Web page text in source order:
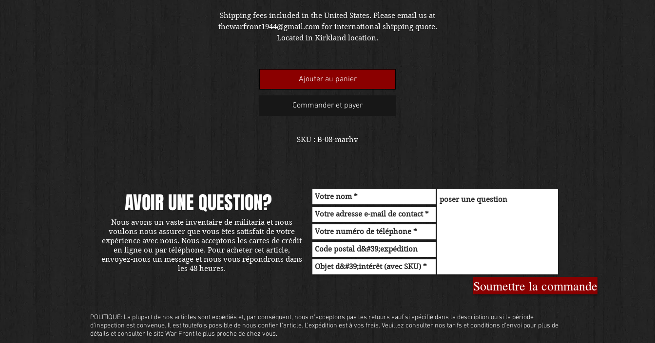
Shipping fees included in the United States. Please email us at
thewarfront1944@gmail.com for international shipping quote.
Located in Kirkland location.
Ajouter au panier
Commander et payer
SKU : B-08-marhv
AVOIR UNE QUESTION?
Nous avons un vaste inventaire de militaria et nous
voulons nous assurer que vous êtes satisfait de votre
expérience avec nous. Nous acceptons les cartes de crédit
en ligne ou par téléphone. Pour acheter cet article,
envoyez-nous un message et nous vous répondrons dans
les 48 heures.
Soumettre la commande
POLITIQUE: La plupart de nos articles sont expédiés et, par conséquent, nous n'acceptons pas les retours sauf si spécifié dans la description ou si la période
d'inspection est convenue. Il est toutefois possible de nous confier l'article. L'expédition est à vos frais. Veuillez consulter nos tarifs et conditions d'envoi pour plus de
détails et consulter le site War Front le plus proche de chez vous.